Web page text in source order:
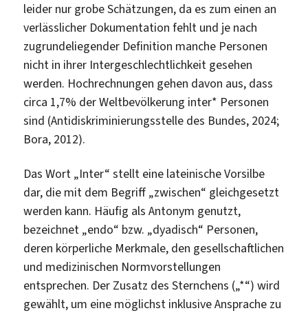
leider nur grobe Schätzungen, da es zum einen an
verlässlicher Dokumentation fehlt und je nach
zugrundeliegender Definition manche Personen
nicht in ihrer Intergeschlechtlichkeit gesehen
werden. Hochrechnungen gehen davon aus, dass
circa 1,7% der Weltbevölkerung inter* Personen
sind (Antidiskriminierungsstelle des Bundes, 2024;
Bora, 2012).
Das Wort „Inter“ stellt eine lateinische Vorsilbe
dar, die mit dem Begriff „zwischen“ gleichgesetzt
werden kann. Häufig als Antonym genutzt,
bezeichnet „endo“ bzw. „dyadisch“ Personen,
deren körperliche Merkmale, den gesellschaftlichen
und medizinischen Normvorstellungen
entsprechen. Der Zusatz des Sternchens („*“) wird
gewählt, um eine möglichst inklusive Ansprache zu